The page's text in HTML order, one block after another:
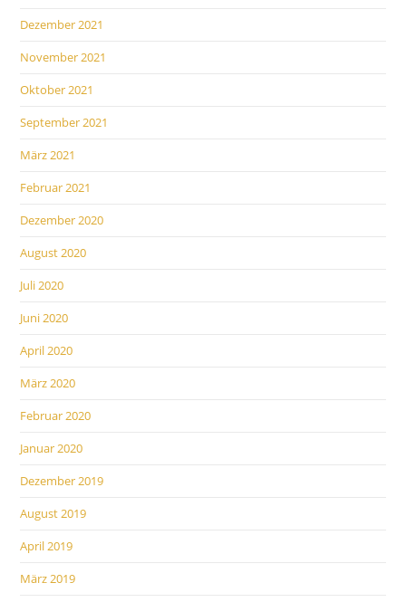
Dezember 2021
November 2021
Oktober 2021
September 2021
März 2021
Februar 2021
Dezember 2020
August 2020
Juli 2020
Juni 2020
April 2020
März 2020
Februar 2020
Januar 2020
Dezember 2019
August 2019
April 2019
März 2019